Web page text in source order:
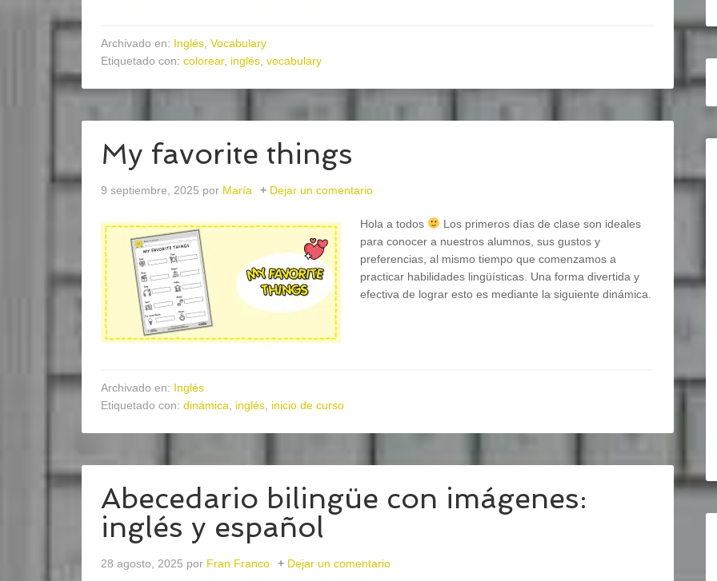
Archivado en: Inglés Vocabulary
Etiquetado con: colorear, inglés vocabulary
My favorite things
9 septiembre, 2025 por María Dejar un comentario
Hola a todos
Los primeros días de clase son ideales
para conocer a nuestros alumnos, sus gustos y
preferencias, al mismo tiempo que comenzamos a
practicar habilidades lingüísticas. Una forma divertida y
efectiva de lograr esto es mediante la siguiente dinámica.
Archivado en: Inglés
Etiquetado con: dinámica inglés inicio de curso
Abecedario bilingüe con imágenes:
inglés y español
28 agosto, 2025 por Fran Franco Dejar un comentario